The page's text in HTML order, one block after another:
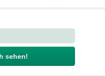
sehen!